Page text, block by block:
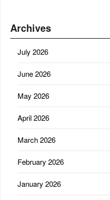
Archives
July 2026
June 2026
May 2026
April 2026
March 2026
February 2026
January 2026